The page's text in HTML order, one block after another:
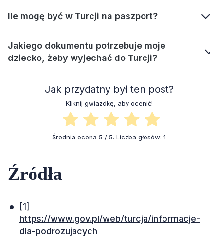
Ile mogę być w Turcji na paszport?
Jakiego dokumentu potrzebuje moje
dziecko, żeby wyjechać do Turcji?
Jak przydatny był ten post?
Kliknij gwiazdkę, aby ocenić!
Średnia ocena 5 / 5. Liczba głosów: 1
Źródła
[1]
https://www.gov.pl/web/turcja/informacje-
dla-podrozujacych